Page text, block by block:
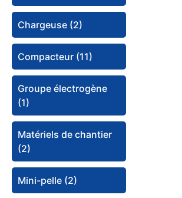
Chargeuse (2)
Compacteur (11)
Groupe électrogène
(1)
Matériels de chantier
(2)
Mini-pelle (2)